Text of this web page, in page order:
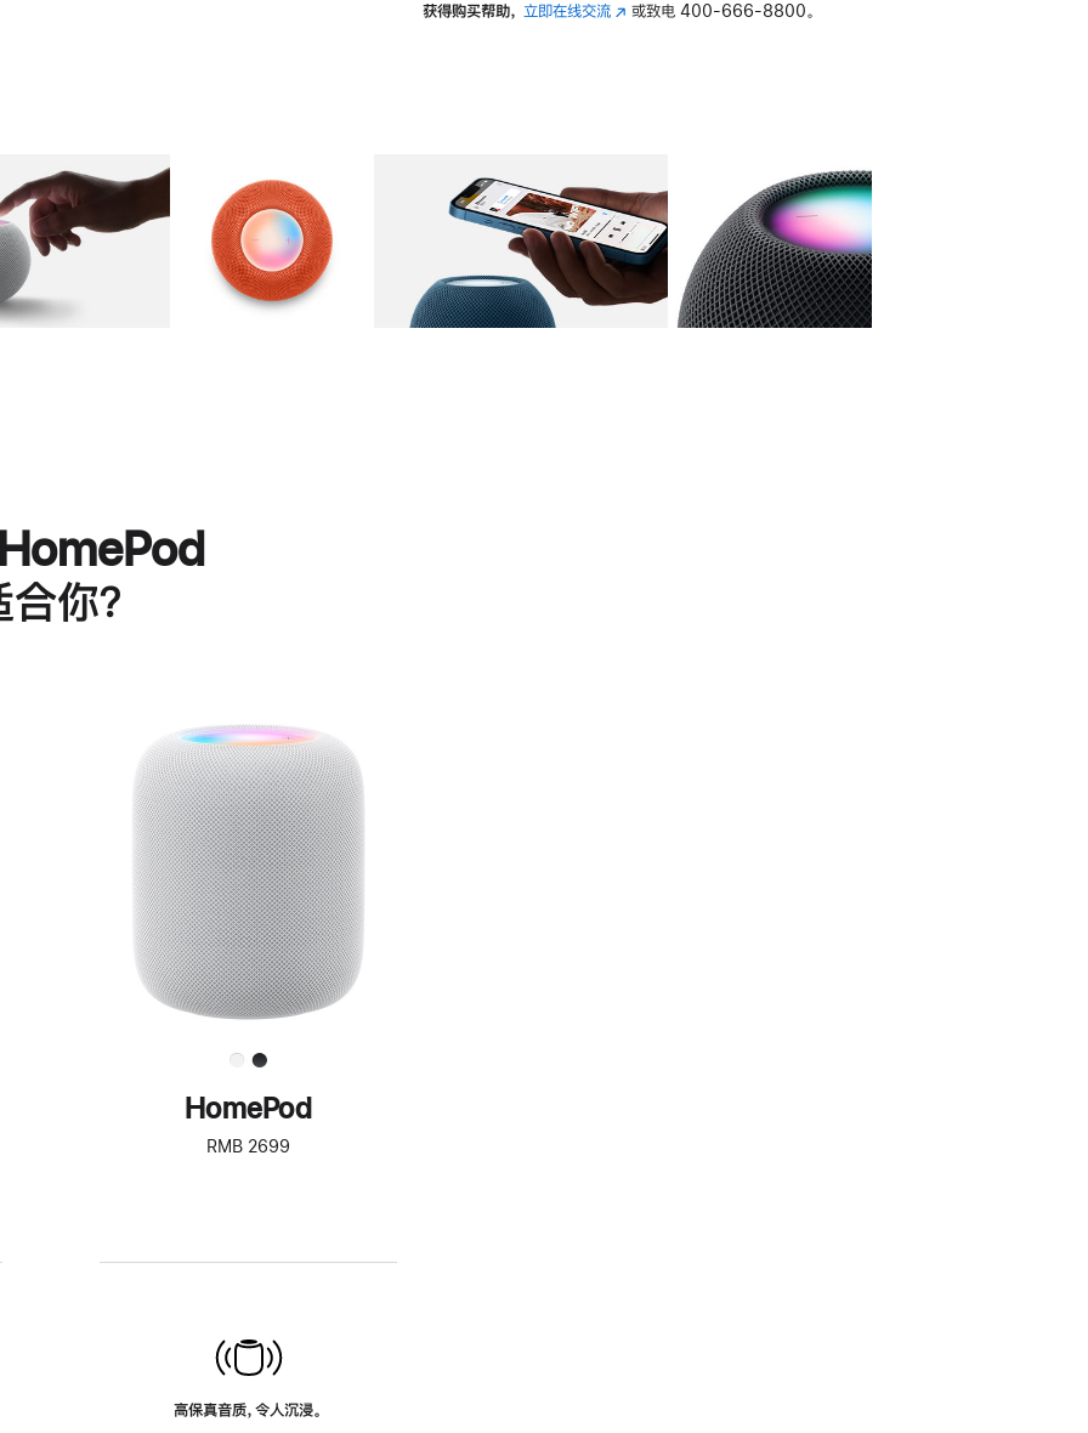
获得购买帮助， 立即在线交流(在 或致电 400-666-8800。
图库 图像 图库 图像 图库 图像 4 图库 图像 5
你？
进
一
步
了
解
HomePod<
HomePod
RMB 2699
高保真音质，令人沉浸。